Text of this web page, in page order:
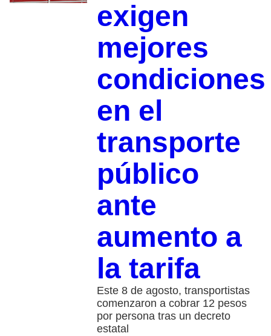
exigen
mejores
condiciones
en el
transporte
público
ante
aumento a
la tarifa
Este 8 de agosto, transportistas
comenzaron a cobrar 12 pesos
por persona tras un decreto
estatal